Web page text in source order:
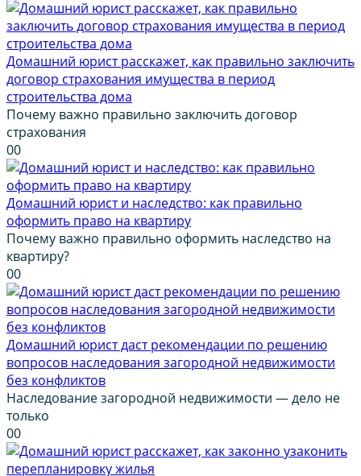
Домашний юрист расскажет, как правильно заключить
договор страхования имущества в период
строительства дома
Почему важно правильно заключить договор
страхования
00
Домашний юрист и наследство: как правильно
оформить право на квартиру
Почему важно правильно оформить наследство на
квартиру?
00
Домашний юрист даст рекомендации по решению
вопросов наследования загородной недвижимости
без конфликтов
Наследование загородной недвижимости — дело не
только
00